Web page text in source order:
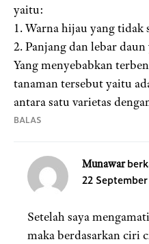
yaitu:
1. Warna hijau yang tidak
2. Panjang dan lebar
Yang menyebabkan
tanaman tersebut yaitu
antara satu varietas
BALAS
Munawar
22
Setelah saya
maka berdasarkan ciri